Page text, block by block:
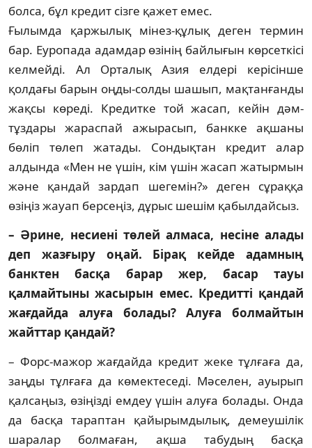
болса, бұл кредит сізге қажет емес.
Ғылымда қаржылық мінез-құлық деген тер­мин
бар. Еуропада адам­дар өзінің байлығын көр­сеткісі
келмейді. Ал Орталық Азия елдері ке­рісінше
қолдағы барын оңды-солды шашып, мақ­танғанды
жақсы көреді. Кредитке той жа­сап, кейін дәм-
тұздары жараспай ажырасып, банкке ақшаны
бөліп төлеп жатады. Сондық­тан кредит алар
алдында «Мен не үшін, кім үшін жасап жатырмын
және қандай зардап ш­е­гемін?» деген сұраққа
өзіңіз жауап берсеңіз, дұрыс шешім қабылдайсыз.
– Әрине, несиені төлей алмаса, несіне ала­ды
деп жазғыру оңай. Бірақ кейде адам­­ның
банктен басқа барар жер, басар тауы
қалмайтыны жасырын емес. Кре­дит­ті қандай
жағдайда алуға болады? Алуға бол­майтын
жайттар қандай?
– Форс-мажор жағдайда кредит жеке тұл­ғаға да,
заңды тұлғаға да көмектеседі. Мәселен, ауырып
қалсаңыз, өзіңізді емдеу үшін алуға бо­лады. Онда
да басқа тараптан қайырым­ды­лық, демеушілік
шаралар болмаған, ақша табу­дың басқа